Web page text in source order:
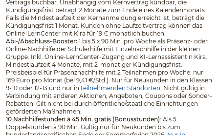
Vertrags buchbar. Unabhängig vom Kernvertrag kündbar, die
Kündigungsfrist beträgt 2 Monate zum Ende eines Kalendermonats.
Falls die Mindestlaufzeit der Kernanmeldung erreicht ist, beträgt die
Kündigungsfrist 1 Monat. Kunden ohne Laufzeitvertrag können das
Online-LernCenter mit Kira für 19 € monatlich buchen.
Abi-/Abschluss-Booster: 1 bis 5 x 90 Min. pro Woche als Präsenz- oder
Online-Nachhilfe der Schülerhilfe mit Einzelnachhilfe in der kleinen
Gruppe. Inkl. Online-LernCenter-Zugang und KI-Lernassistentin Kira.
Mindestlaufzeit 4 Monate, mit 2-monatiger Kündigungsfrist.
Preisbeispiel für Präsenznachhilfe mit 2 Teilnahmen pro Woche: nur
169 Euro pro Monat (bei 9,41 €/Std.). Nur für Neukunden in den Klassen
9-10 oder 12-13 und nur in teilnehmenden Standorten. Nicht gültig in
Verbindung mit anderen Aktionen, Angeboten, Coupons oder Sonder-
Rabatten. Gilt nicht bei durch öffentliche/staatliche Einrichtungen
geförderten Maßnahmen.
10 Nachhilfestunden à 45 Min. gratis (Bonusstunden): Als 5
Doppelstunden à 90 Min. Gültig nur für Neukunden bis zum